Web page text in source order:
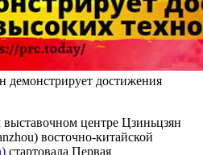
демонстрирует достижения
центре Цзиньцзян
восточно-китайской
стартовала Первая